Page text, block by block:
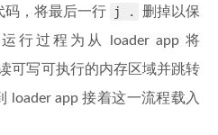
码，将最后一行
j .
删掉以保
行过程为从 loader app 将
可写可执行的内存区域并跳转
loader app 接着这一流程载入